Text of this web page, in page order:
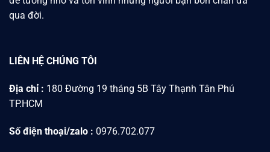
qua đời.
LIÊN HỆ CHÚNG TÔI
Địa chỉ : 180 Đường 19 tháng 5B Tây Thạnh Tân Phú
TP.HCM
Số điện thoại/zalo : 0976.702.077